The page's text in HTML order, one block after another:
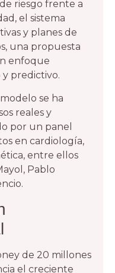
riesgo frente a
el sistema
y planes de
una propuesta
enfoque
predictivo.
se ha
reales y
por un panel
en cardiología,
entre ellos
Pablo
de 20 millones
el creciente